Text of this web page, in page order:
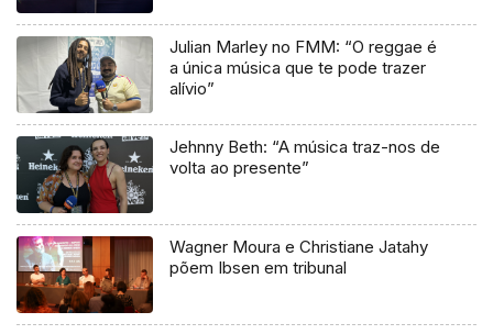
Julian Marley no FMM: “O reggae é
a única música que te pode trazer
alívio”
Jehnny Beth: “A música traz-nos de
volta ao presente”
Wagner Moura e Christiane Jatahy
põem Ibsen em tribunal